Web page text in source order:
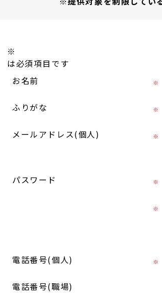
※
は必須項目です
お名前
※
ふりがな ※
メールアドレス(個人)
※
パスワード ※
※
電話番号(個人) ※
電話番号(職場)